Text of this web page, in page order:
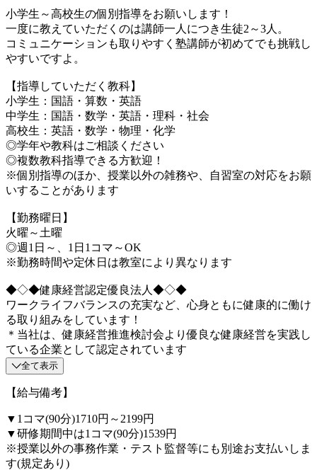
小学生～高校生の個別指導をお願いします！
一度に教えていただくのは講師一人につき生徒2～3人。
コミュニケーションも取りやすく塾講師が初めてでも挑戦し
やすいですよ。
【指導していただく教科】
小学生：国語・算数・英語
中学生：国語・数学・英語・理科・社会
高校生：英語・数学・物理・化学
◎学年や教科はご相談ください
◎複数教科指導できる方歓迎！
※個別指導のほか、授業以外の雑務や、自習室の対応をお願
いすることがあります
【勤務曜日】
火曜～土曜
◎週1日～、1日1コマ～OK
※勤務時間や定休日は教室により異なります
◆◇◆健康経営認定優良法人◆◇◆
ワークライフバランスの充実など、心身ともに健康的に働け
る取り組みをしています！
＊当社は、健康経営推進検討会より優良な健康経営を実践し
ている企業として認定されています
全て表示
【給与備考】
▼1コマ(90分)1710円～2199円
▼研修期間中は1コマ(90分)1539円
※授業以外の事務作業・テスト監督等にも別途お支払いしま
す(規定あり)